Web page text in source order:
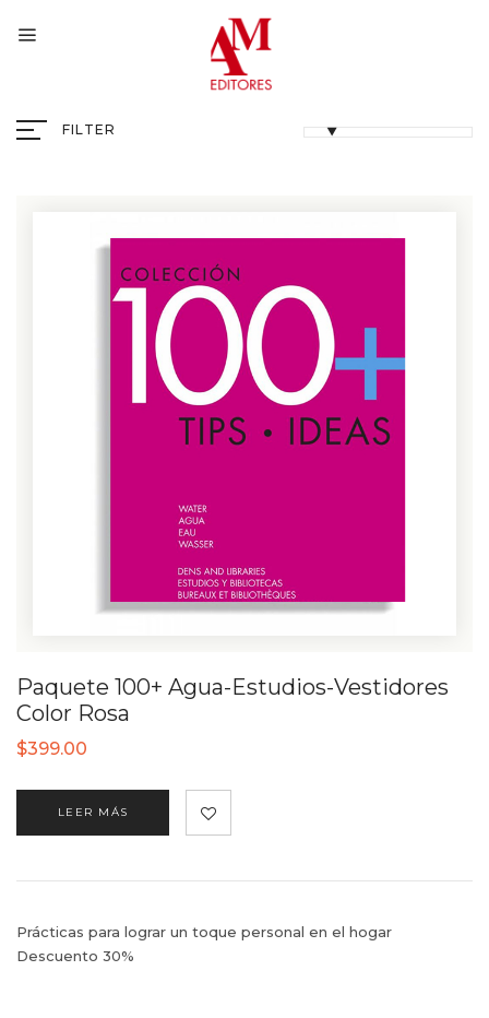
FILTER
Paquete 100+ Agua-Estudios-Vestidores
Color Rosa
$399.00
LEER MÁS
Prácticas para lograr un toque personal en el hogar
Descuento 30%